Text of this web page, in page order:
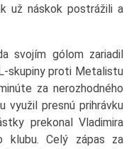
už náskok postrážili a
svojím gólom zariadil
skupiny proti Metalistu
za nerozhodného
využil presnú prihrávku
prekonal Vladimira
klubu. Celý zápas za